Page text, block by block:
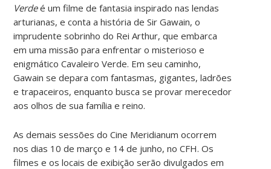
Verdeé um filme de fantasia inspirado nas lendas
arturianas, e conta a história de Sir Gawain, o
imprudente sobrinho do Rei Arthur, que embarca
em uma missão para enfrentar o misterioso e
enigmático Cavaleiro Verde. Em seu caminho,
Gawain se depara com fantasmas, gigantes, ladrões
e trapaceiros, enquanto busca se provar merecedor
aos olhos de sua família e reino.
As demais sessões do Cine Meridianum ocorrem
nos dias 10 de março e 14 de junho, no CFH. Os
filmes e os locais de exibição serão divulgados em